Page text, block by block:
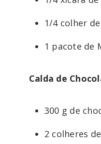
1/4 colher
1 pacote de
Calda de
300 g de
2 colheres